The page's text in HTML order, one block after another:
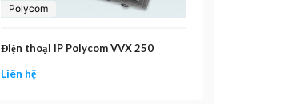
Polycom
Điện thoại IP Polycom VVX 250
Liên hệ